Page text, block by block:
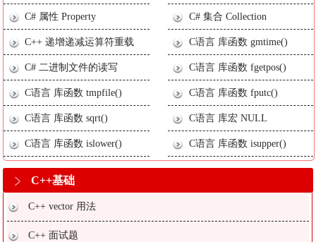
C# 属性 Property C# 集合 Collection
C++ 递增递减运算符重载 C语言 库函数 gmtime()
C# 二进制文件的读写 C语言 库函数 fgetpos()
C语言 库函数 tmpfile() C语言 库函数 fputc()
C语言 库函数 sqrt() C语言 库宏 NULL
C语言 库函数 islower() C语言 库函数 isupper()
C++基础
C++ vector 用法
C++ 面试题